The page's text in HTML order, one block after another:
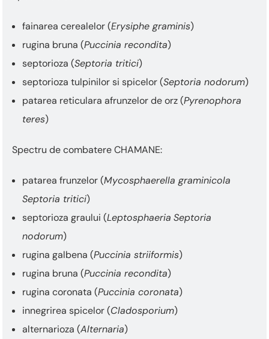
fainarea cerealelor (Erysiphe graminis)
rugina bruna (Puccinia recondita)
septorioza (Septoria tritici)
septorioza tulpinilor si spicelor (Septoria nodorum)
patarea reticulara afrunzelor de orz (Pyrenophora
teres)
Spectru de combatere CHAMANE:
patarea frunzelor (Mycosphaerella graminicola
Septoria tritici)
septorioza graului (Leptosphaeria Septoria
nodorum)
rugina galbena (Puccinia striiformis)
rugina bruna (Puccinia recondita)
rugina coronata (Puccinia coronata)
innegrirea spicelor (Cladosporium)
alternarioza (Alternaria)